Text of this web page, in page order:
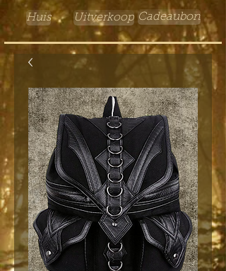
Huis Uitverkoop Cadeaubon